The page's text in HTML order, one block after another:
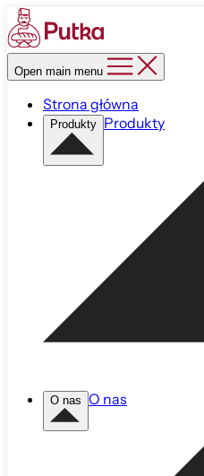
Open main menu
Strona główna
Produkty Produkty
O nas O nas